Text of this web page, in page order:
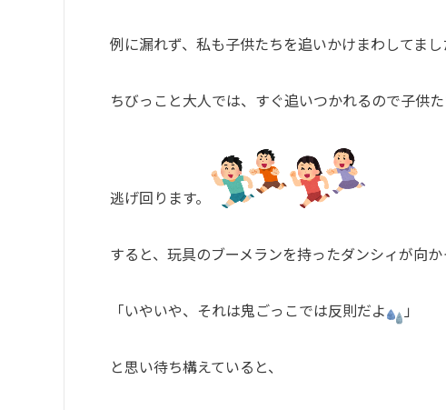
例に漏れず、私も子供たちを追いかけまわしてまし
ちびっこと大人では、すぐ追いつかれるので子供
逃げ回ります。
すると、玩具のブーメランを持ったダンシィが向か
「いやいや、それは鬼ごっこでは反則だよ 」
と思い待ち構えていると、